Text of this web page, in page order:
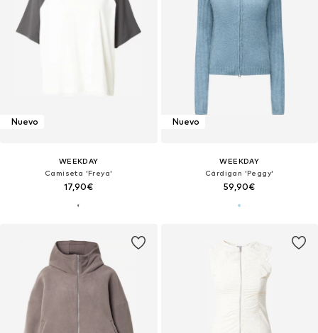
Nuevo
WEEKDAY
Camiseta 'Freya'
17,90€
Nuevo
WEEKDAY
Cárdigan 'Peggy'
59,90€